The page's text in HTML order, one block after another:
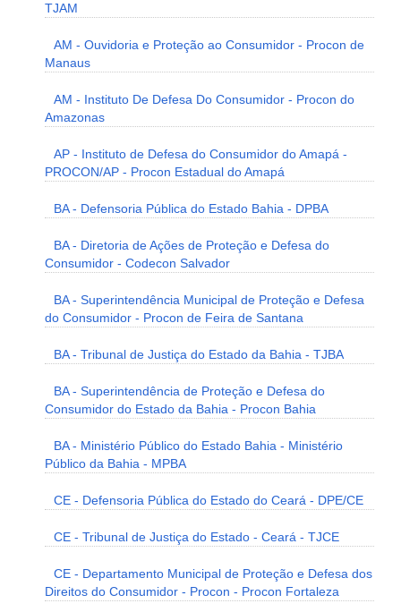
TJAM
AM - Ouvidoria e Proteção ao Consumidor - Procon de
Manaus
AM - Instituto De Defesa Do Consumidor - Procon do
Amazonas
AP - Instituto de Defesa do Consumidor do Amapá -
PROCON/AP - Procon Estadual do Amapá
BA - Defensoria Pública do Estado Bahia - DPBA
BA - Diretoria de Ações de Proteção e Defesa do
Consumidor - Codecon Salvador
BA - Superintendência Municipal de Proteção e Defesa
do Consumidor - Procon de Feira de Santana
BA - Tribunal de Justiça do Estado da Bahia - TJBA
BA - Superintendência de Proteção e Defesa do
Consumidor do Estado da Bahia - Procon Bahia
BA - Ministério Público do Estado Bahia - Ministério
Público da Bahia - MPBA
CE - Defensoria Pública do Estado do Ceará - DPE/CE
CE - Tribunal de Justiça do Estado - Ceará - TJCE
CE - Departamento Municipal de Proteção e Defesa dos
Direitos do Consumidor - Procon - Procon Fortaleza